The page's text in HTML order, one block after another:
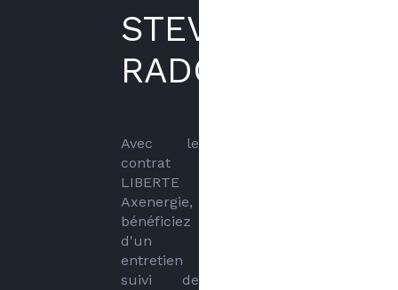
STEVE
RADOUAN
Avec le
contrat
LIBERTE
Axenergie,
bénéficiez
d'un
entretien
suivi de